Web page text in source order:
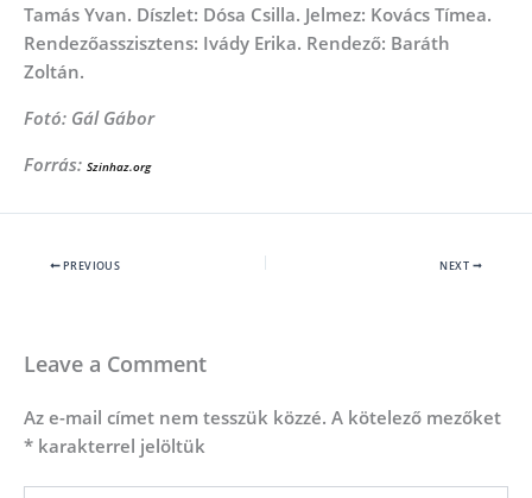
Tamás Yvan. Díszlet: Dósa Csilla. Jelmez: Kovács Tímea.
Rendezőasszisztens: Ivády Erika. Rendező: Baráth
Zoltán.
Fotó: Gál Gábor
Forrás: Szinhaz.org
PREVIOUS NEXT
Leave a Comment
Az e-mail címet nem tesszük közzé. A kötelező mezőket
* karakterrel jelöltük